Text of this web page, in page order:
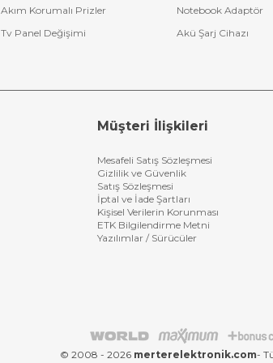
Akım Korumalı Prizler Notebook Adaptör
Tv Panel Değişimi Akü Şarj Cihazı
Müşteri İlişkileri
Mesafeli Satış Sözleşmesi
Gizlilik ve Güvenlik
Satış Sözleşmesi
İptal ve İade Şartları
Kişisel Verilerin Korunması
ETK Bilgilendirme Metni
Yazılımlar / Sürücüler
© 2008 - 2026merterelektronik.com-